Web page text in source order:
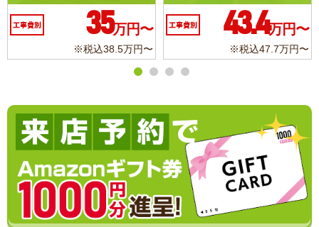
43.4 万円〜
※税込47.7万円〜
工事費別 10.3 万円〜
※税込11.3万円〜
工事費別